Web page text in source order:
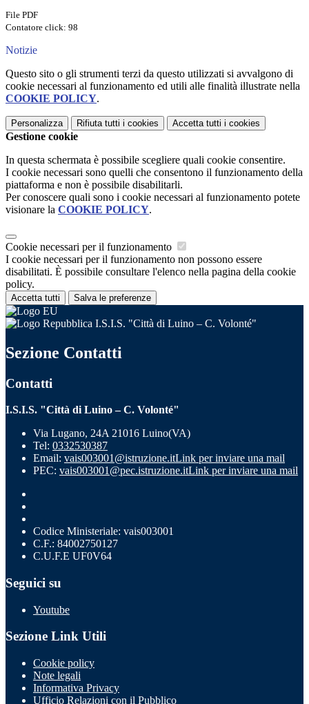
File PDF
Contatore click: 98
Notizie
Questo sito o gli strumenti terzi da questo utilizzati si avvalgono di
cookie necessari al funzionamento ed utili alle finalità illustrate nella
COOKIE POLICY.
Personalizza Rifiuta tutti i cookies Accetta tutti i cookies
Gestione cookie
In questa schermata è possibile scegliere quali cookie consentire.
I cookie necessari sono quelli che consentono il funzionamento della
piattaforma e non è possibile disabilitarli.
Per conoscere quali sono i cookie necessari al funzionamento potete
visionare la COOKIE POLICY.
Cookie necessari per il funzionamento
I cookie necessari per il funzionamento non possono essere
disabilitati. È possibile consultare l'elenco nella pagina della cookie
policy.
Accetta tutti Salva le preferenze
I.S.I.S. "Città di Luino – C. Volonté"
Sezione Contatti
Contatti
I.S.I.S. "Città di Luino – C. Volonté"
Via Lugano, 24A 21016 Luino(VA)
Tel: 0332530387
Email: vais003001@istruzione.itLink per inviare una mail
PEC: vais003001@pec.istruzione.itLink per inviare una mail
Codice Ministeriale: vais003001
C.F.: 84002750127
C.U.F.E UF0V64
Seguici su
Youtube
Sezione Link Utili
Cookie policy
Note legali
Informativa Privacy
Ufficio Relazioni con il Pubblico